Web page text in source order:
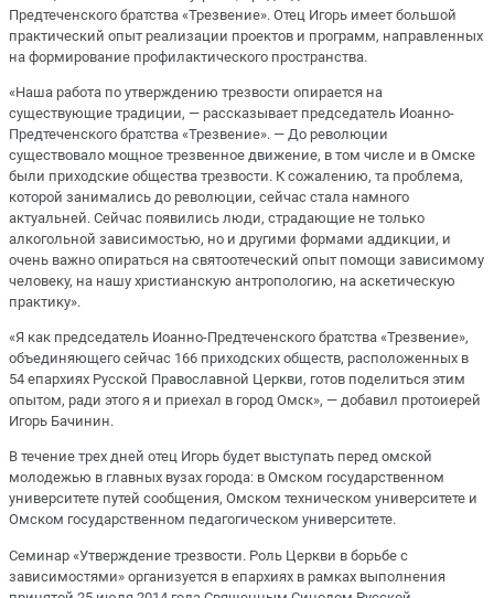
Предтеченского братства «Трезвение». Отец Игорь имеет большой
практический опыт реализации проектов и программ, направленных
на формирование профилактического пространства.
«Наша работа по утверждению трезвости опирается на
существующие традиции, — рассказывает председатель Иоанно-
Предтеченского братства «Трезвение». — До революции
существовало мощное трезвенное движение, в том числе и в Омске
были приходские общества трезвости. К сожалению, та проблема,
которой занимались до революции, сейчас стала намного
актуальней. Сейчас появились люди, страдающие не только
алкогольной зависимостью, но и другими формами аддикции, и
очень важно опираться на святоотеческий опыт помощи зависимому
человеку, на нашу христианскую антропологию, на аскетическую
практику».
«Я как председатель Иоанно-Предтеченского братства «Трезвение»,
объединяющего сейчас 166 приходских обществ, расположенных в
54 епархиях Русской Православной Церкви, готов поделиться этим
опытом, ради этого я и приехал в город Омск», — добавил протоиерей
Игорь Бачинин.
В течение трех дней отец Игорь будет выступать перед омской
молодежью в главных вузах города: в Омском государственном
университете путей сообщения, Омском техническом университете и
Омском государственном педагогическом университете.
Семинар «Утверждение трезвости. Роль Церкви в борьбе с
зависимостями» организуется в епархиях в рамках выполнения